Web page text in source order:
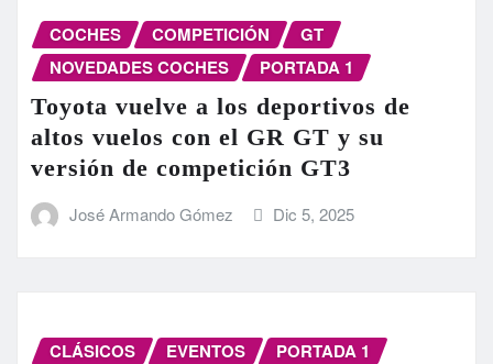
COCHES COMPETICIÓN
GT
NOVEDADES COCHES
PORTADA 1
Toyota vuelve a los deportivos de
altos vuelos con el GR GT y su
versión de competición GT3
José Armando Gómez Dic 5, 2025
CLÁSICOS EVENTOS PORTADA 1